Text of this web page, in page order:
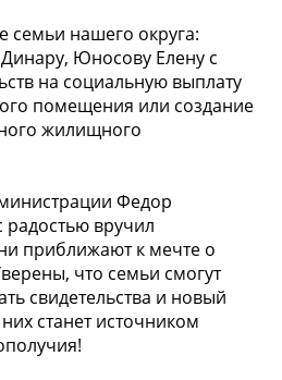
нашего округа:
Юносову Елену с
на социальную выплату
помещения или создание
жилищного
Федор
радостью вручил
приближают к мечте о
что семьи смогут
свидетельства и новый
станет источником